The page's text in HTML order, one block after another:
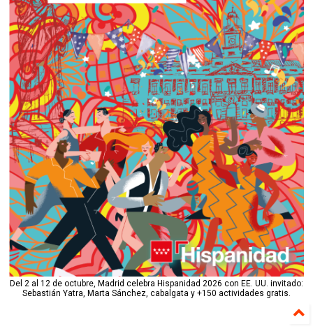
Del 2 al 12 de octubre, Madrid celebra Hispanidad 2026 con EE. UU. invitado:
Sebastián Yatra, Marta Sánchez, cabalgata y +150 actividades gratis.